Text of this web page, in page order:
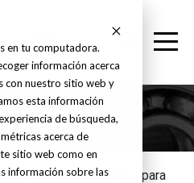
en tu computadora.
información acerca
con nuestro sitio web y
esta información
de búsqueda,
acerca de
sitio web como en
información sobre las
precisión y capacidad para